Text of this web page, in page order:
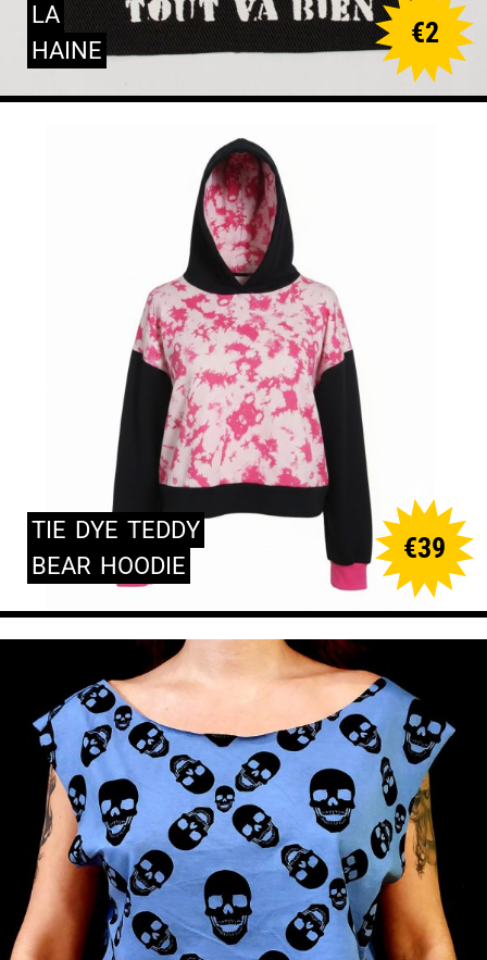
LA
HAINE
€2
TIE DYE TEDDY
BEAR HOODIE
€39